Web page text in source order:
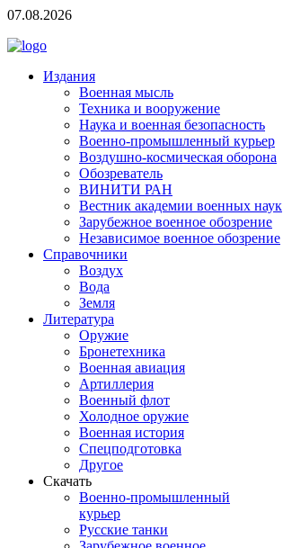
07.08.2026
Издания
Военная мысль
Техника и вооружение
Наука и военная безопасность
Военно-промышленный курьер
Воздушно-космическая оборона
Обозреватель
ВИНИТИ РАН
Вестник академии военных наук
Зарубежное военное обозрение
Независимое военное обозрение
Справочники
Воздух
Вода
Земля
Литература
Оружие
Бронетехника
Военная авиация
Артиллерия
Военный флот
Холодное оружие
Военная история
Спецподготовка
Другое
Скачать
Военно-промышленный
курьер
Русские танки